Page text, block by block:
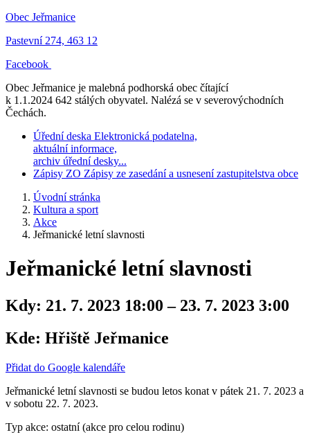
Obec Jeřmanice
Pastevní 274, 463 12
Facebook
Obec Jeřmanice je malebná podhorská obec čítající
k 1.1.2024 642 stálých obyvatel. Nalézá se v severovýchodních
Čechách.
Úřední deska Elektronická podatelna,
aktuální informace,
archiv úřední desky...
Zápisy ZO Zápisy ze zasedání a usnesení zastupitelstva obce
Úvodní stránka
Kultura a sport
Akce
Jeřmanické letní slavnosti
Jeřmanické letní slavnosti
Kdy: 21. 7. 2023 18:00 – 23. 7. 2023 3:00
Kde: Hřiště Jeřmanice
Přidat do Google kalendáře
Jeřmanické letní slavnosti se budou letos konat v pátek 21. 7. 2023 a
v sobotu 22. 7. 2023.
Typ akce: ostatní (akce pro celou rodinu)